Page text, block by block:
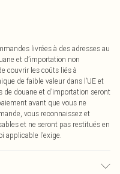
livrées à des adresses au
et d’importation non
couvrir les coûts liés à
de faible valeur dans l’UE et
de douane et d’importation seront
avant que vous ne
vous reconnaissez et
et ne seront pas restitués en
applicable l’exige.